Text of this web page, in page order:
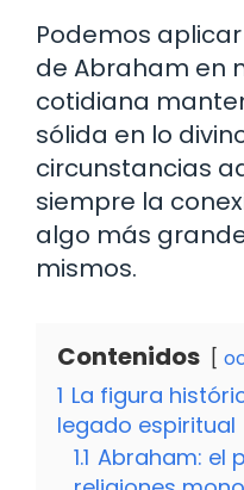
Podemos
de Abraham en
cotidiana
sólida en lo
circunstancias
siempre la
algo más
mismos.
Contenidos
1 La figura
legado espiritual
1.1 Abraham: el